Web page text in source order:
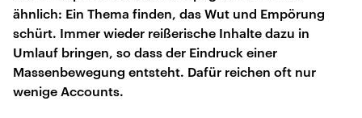
ähnlich: Ein Thema finden, das Wut und Empörung
schürt. Immer wieder reißerische Inhalte dazu in
Umlauf bringen, so dass der Eindruck einer
Massenbewegung entsteht. Dafür reichen oft nur
wenige Accounts.